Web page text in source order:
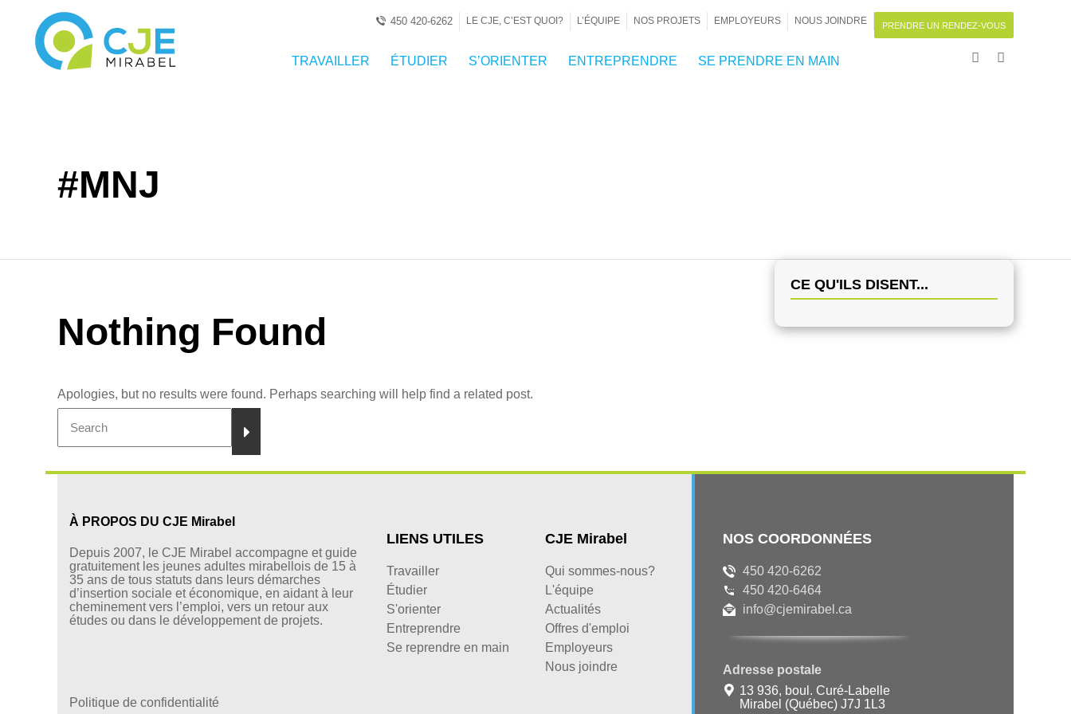
PRENDRE UN RENDEZ-VOUS
450 420-6262 LE CJE, C’EST QUOI? L’ÉQUIPE NOS PROJETS EMPLOYEURS NOUS JOINDRE
TRAVAILLER ÉTUDIER S’ORIENTER ENTREPRENDRE SE PRENDRE EN MAIN
#MNJ
Nothing Found
Apologies, but no results were found. Perhaps searching will help find a related post.
CE QU'ILS DISENT...
À PROPOS DU CJE Mirabel
Depuis 2007, le CJE Mirabel accompagne et guide
gratuitement les jeunes adultes mirabellois de 15 à
35 ans de tous statuts dans leurs démarches
d’insertion sociale et économique, en aidant à leur
cheminement vers l’emploi, vers un retour aux
études ou dans le développement de projets.
LIENS UTILES
Travailler
Étudier
S'orienter
Entreprendre
Se reprendre en main
CJE Mirabel
Qui sommes-nous?
L'équipe
Actualités
Offres d'emploi
Employeurs
Nous joindre
Politique de confidentialité
NOS COORDONNÉES
450 420-6262
450 420-6464
info@cjemirabel.ca
Adresse postale
13 936, boul. Curé-Labelle
Mirabel (Québec) J7J 1L3